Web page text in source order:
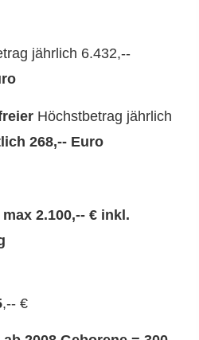
jährlich 6.432,--
Höchstbetrag jährlich
268,-- Euro
2.100,-- € inkl.
,-- €